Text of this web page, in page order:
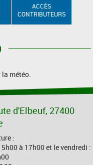
ACCÈS
CONTRIBUTEURS
météo.
d'Elbeuf, 27400
:
à 17h00 et le vendredi :